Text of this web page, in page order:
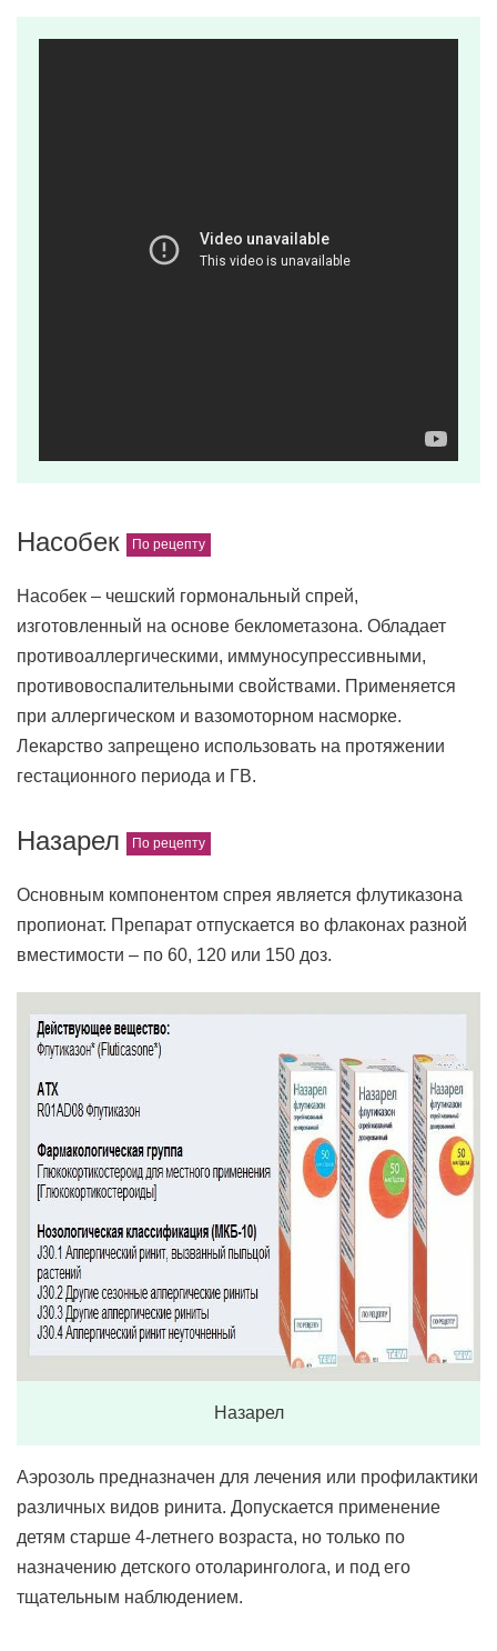
Насобек
Насобек – чешский гормональный спрей,
изготовленный на основе беклометазона. Обладает
противоаллергическими, иммуносупрессивными,
противовоспалительными свойствами. Применяется
при аллергическом и вазомоторном насморке.
Лекарство запрещено использовать на протяжении
гестационного периода и ГВ.
Назарел
Основным компонентом спрея является флутиказона
пропионат. Препарат отпускается во флаконах разной
вместимости – по 60, 120 или 150 доз.
Назарел
Аэрозоль предназначен для лечения или профилактики
различных видов ринита. Допускается применение
детям старше 4-летнего возраста, но только по
назначению детского отоларинголога, и под его
тщательным наблюдением.